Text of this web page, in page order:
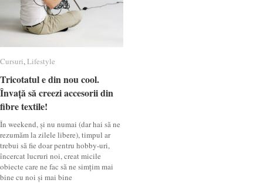
Cursuri,Lifestyle
Tricotatul e din nou cool.
Învață să creezi accesorii din
fibre textile!
În weekend, și nu numai (dar hai să ne
rezumăm la zilele libere), timpul ar
trebui să fie doar pentru hobby-uri,
încercat lucruri noi, creat micile
obiecte care ne fac să ne simțim mai
bine cu noi și mai bine
Cursuri Lifestyle
Tricotatul e din nou cool.
Învață să creezi accesorii din
fibre textile!